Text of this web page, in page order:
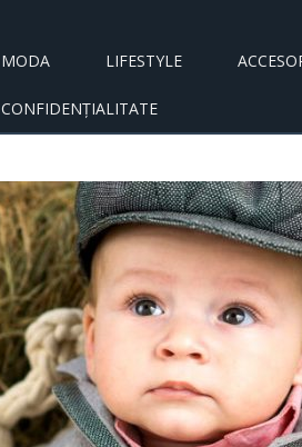
MODA LIFESTYLE
CONFIDENȚIALITATE